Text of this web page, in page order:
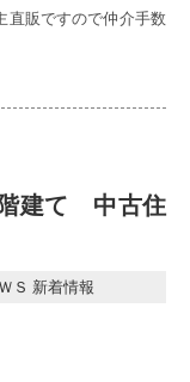
直販ですので仲介手数
建て 中古住
Ｓ 新着情報